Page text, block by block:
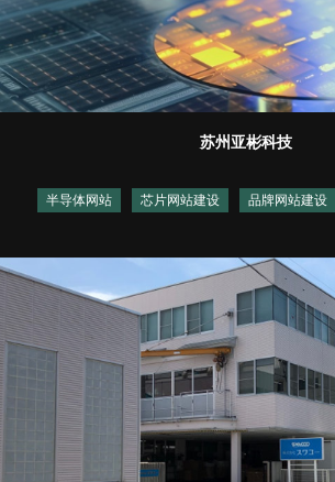
苏州亚彬科技
半导体网站 芯片网站建设 品牌网站建设